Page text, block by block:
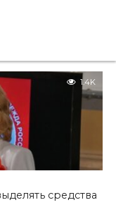
1.4K
средства